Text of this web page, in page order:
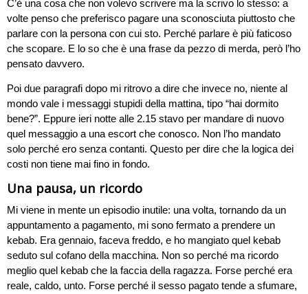
C’è una cosa che non volevo scrivere ma la scrivo lo stesso: a
volte penso che preferisco pagare una sconosciuta piuttosto che
parlare con la persona con cui sto. Perché parlare è più faticoso
che scopare. E lo so che è una frase da pezzo di merda, però l’ho
pensato davvero.
Poi due paragrafi dopo mi ritrovo a dire che invece no, niente al
mondo vale i messaggi stupidi della mattina, tipo “hai dormito
bene?”. Eppure ieri notte alle 2.15 stavo per mandare di nuovo
quel messaggio a una escort che conosco. Non l’ho mandato
solo perché ero senza contanti. Questo per dire che la logica dei
costi non tiene mai fino in fondo.
Una pausa, un ricordo
Mi viene in mente un episodio inutile: una volta, tornando da un
appuntamento a pagamento, mi sono fermato a prendere un
kebab. Era gennaio, faceva freddo, e ho mangiato quel kebab
seduto sul cofano della macchina. Non so perché ma ricordo
meglio quel kebab che la faccia della ragazza. Forse perché era
reale, caldo, unto. Forse perché il sesso pagato tende a sfumare,